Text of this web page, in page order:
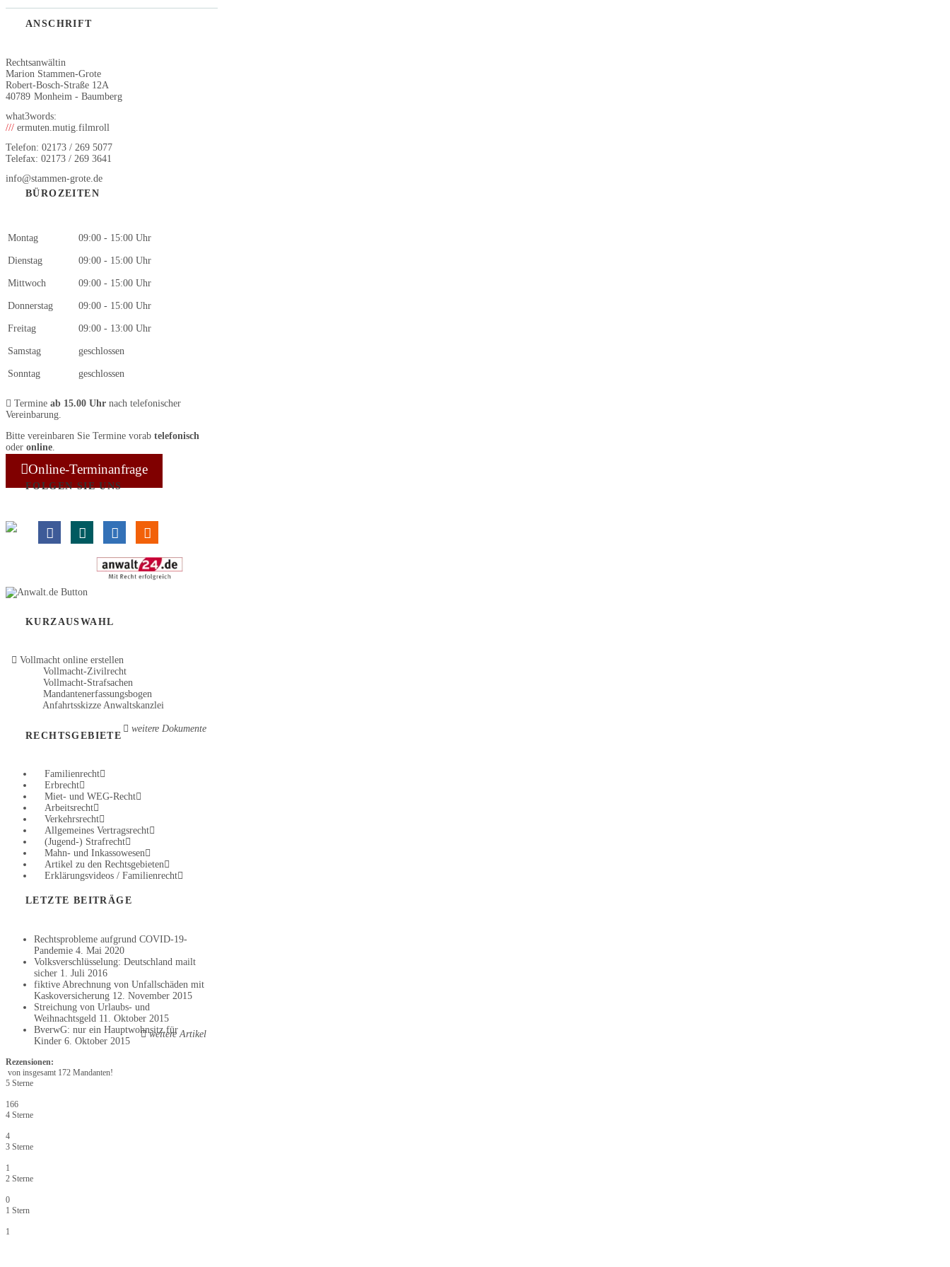
ANSCHRIFT
Rechtsanwältin
Marion Stammen-Grote
Robert-Bosch-Straße 12A
40789 Monheim - Baumberg
what3words:
/// ermuten.mutig.filmroll
Telefon: 02173 / 269 5077
Telefax: 02173 / 269 3641
info@stammen-grote.de
BÜROZEITEN
Montag 09:00 - 15:00 Uhr
Dienstag 09:00 - 15:00 Uhr
Mittwoch 09:00 - 15:00 Uhr
Donnerstag 09:00 - 15:00 Uhr
Freitag 09:00 - 13:00 Uhr
Samstag geschlossen
Sonntag geschlossen
Termine ab 15.00 Uhr nach telefonischer
Vereinbarung.
Bitte vereinbaren Sie Termine vorab telefonisch
oder online.
Online-Terminanfrage
FOLGEN SIE UNS
KURZAUSWAHL
Vollmacht online erstellen
Vollmacht-Zivilrecht
Vollmacht-Strafsachen
Mandantenerfassungsbogen
Anfahrtsskizze Anwaltskanzlei
weitere Dokumente
RECHTSGEBIETE
Familienrecht
Erbrecht
Miet- und WEG-Recht
Arbeitsrecht
Verkehrsrecht
Allgemeines Vertragsrecht
(Jugend-) Strafrecht
Mahn- und Inkassowesen
Artikel zu den Rechtsgebieten
Erklärungsvideos / Familienrecht
LETZTE BEITRÄGE
Rechtsprobleme aufgrund COVID-19-
Pandemie 4. Mai 2020
Volksverschlüsselung: Deutschland mailt
sicher 1. Juli 2016
fiktive Abrechnung von Unfallschäden mit
Kaskoversicherung 12. November 2015
Streichung von Urlaubs- und
Weihnachtsgeld 11. Oktober 2015
BverwG: nur ein Hauptwohnsitz für
Kinder 6. Oktober 2015
weitere Artikel
Rezensionen:
von insgesamt 172 Mandanten!
5 Sterne
166
4 Sterne
4
3 Sterne
1
2 Sterne
0
1 Stern
1